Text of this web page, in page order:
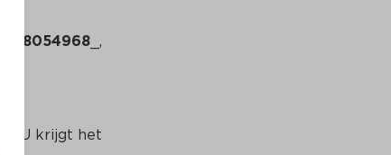
_,
U krijgt het